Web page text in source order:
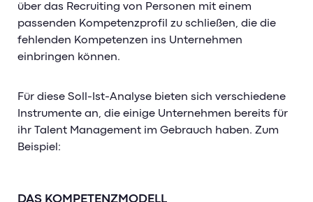
über das Recruiting von Personen mit einem
passenden Kompetenzprofil zu schließen, die die
fehlenden Kompetenzen ins Unternehmen
einbringen können.
Für diese Soll-Ist-Analyse bieten sich verschiedene
Instrumente an, die einige Unternehmen bereits für
ihr Talent Management im Gebrauch haben. Zum
Beispiel:
DAS KOMPETENZMODELL